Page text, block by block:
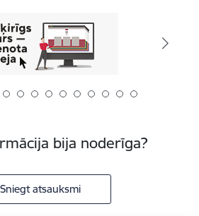
bija noderīga?
Sniegt atsauksmi